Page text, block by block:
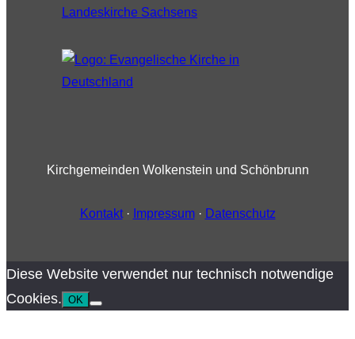
Kirchgemeinden Wolkenstein und Schönbrunn
Kontakt· Impressum· Datenschutz
Diese Website verwendet nur technisch notwendige
Cookies. OK